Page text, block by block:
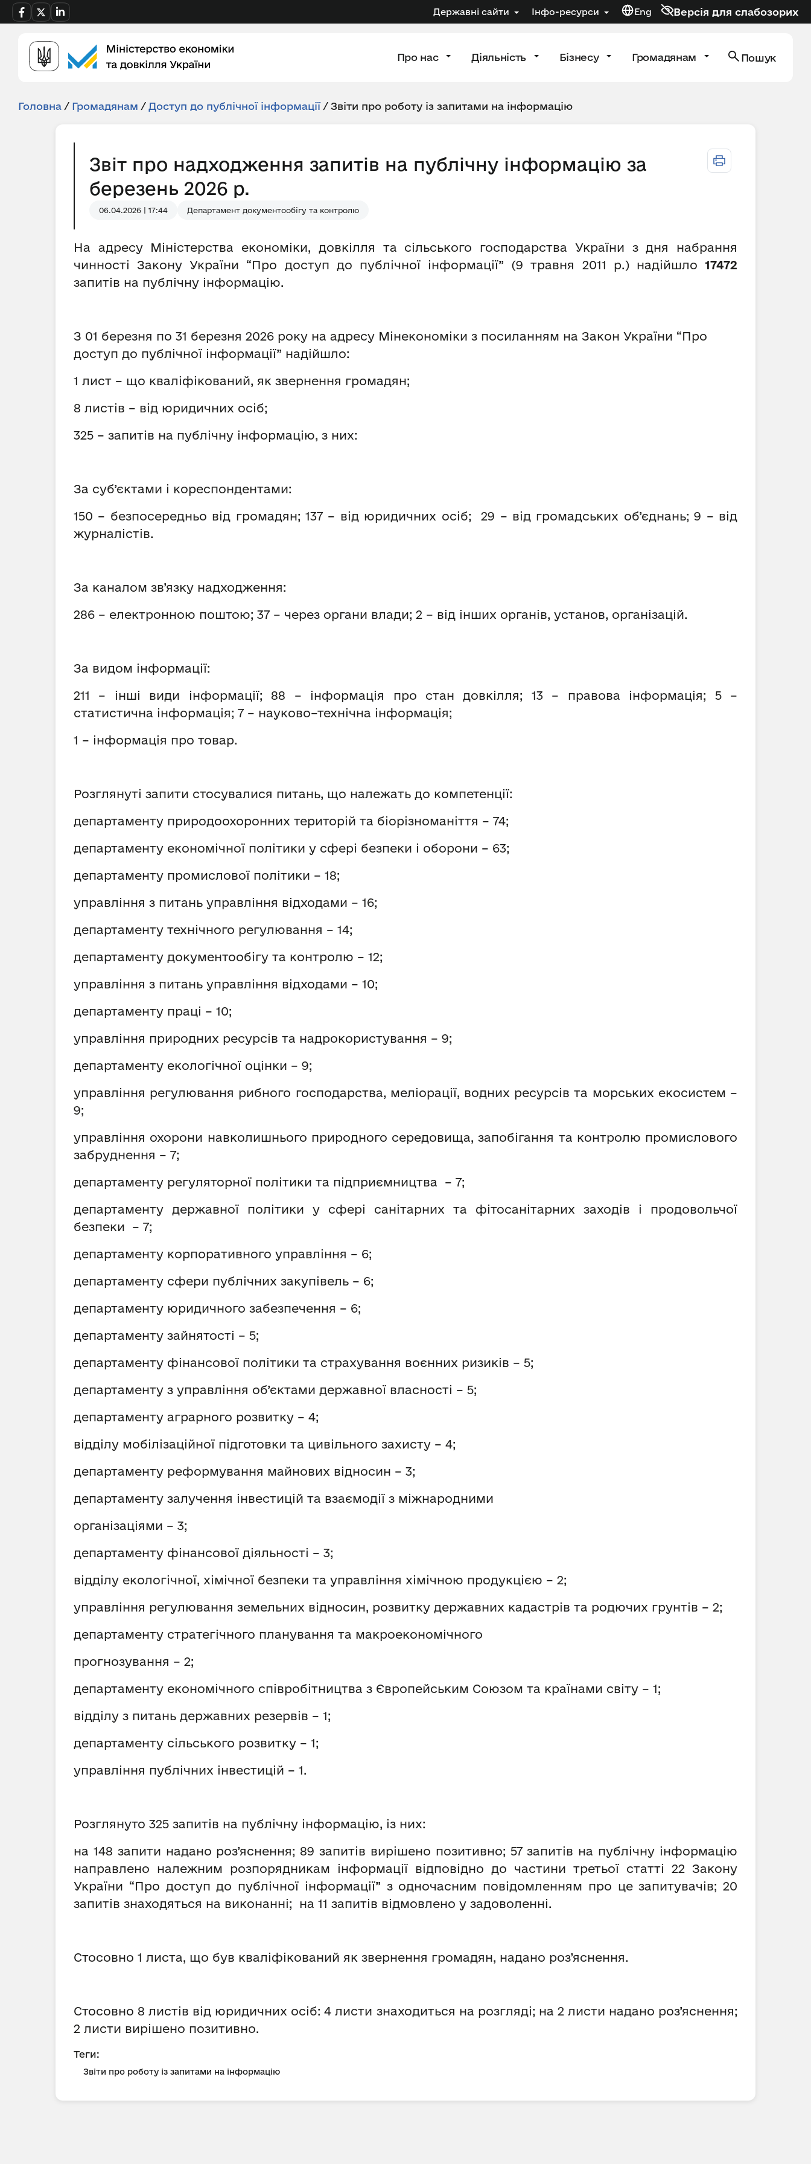
Державні сайти Інфо-ресурси Eng Версія для слабозорих
Про нас Діяльність Бізнесу Громадянам Пошук
Головна / Громадянам / Доступ до публічної інформації / Звіти про роботу із запитами на інформацію
Звіт про надходження запитів на публічну інформацію за
березень 2026 р.
06.04.2026 | 17:44 Департамент документообігу та контролю
На адресу Міністерства економіки, довкілля та сільського господарства України з дня набрання
чинності Закону України “Про доступ до публічної інформації” (9 травня 2011 р.) надійшло 17472
запитів на публічну інформацію.
З 01 березня по 31 березня 2026 року на адресу Мінекономіки з посиланням на Закон України “Про
доступ до публічної інформації” надійшло:
1 лист – що кваліфікований, як звернення громадян;
8 листів – від юридичних осіб;
325 – запитів на публічну інформацію, з них:
За суб’єктами і кореспондентами:
150 – безпосередньо від громадян; 137 – від юридичних осіб; 29 – від громадських об’єднань; 9 – від
журналістів.
За каналом зв’язку надходження:
286 – електронною поштою; 37 – через органи влади; 2 – від інших органів, установ, організацій.
За видом інформації:
211 – інші види інформації; 88 – інформація про стан довкілля; 13 – правова інформація; 5 –
статистична інформація; 7 – науково–технічна інформація;
1 – інформація про товар.
Розглянуті запити стосувалися питань, що належать до компетенції:
департаменту природоохоронних територій та біорізноманіття – 74;
департаменту економічної політики у сфері безпеки і оборони – 63;
департаменту промислової політики – 18;
управління з питань управління відходами – 16;
департаменту технічного регулювання – 14;
департаменту документообігу та контролю – 12;
управління з питань управління відходами – 10;
департаменту праці – 10;
управління природних ресурсів та надрокористування – 9;
департаменту екологічної оцінки – 9;
управління регулювання рибного господарства, меліорації, водних ресурсів та морських екосистем –
9;
управління охорони навколишнього природного середовища, запобігання та контролю промислового
забруднення – 7;
департаменту регуляторної політики та підприємництва – 7;
департаменту державної політики у сфері санітарних та фітосанітарних заходів і продовольчої
безпеки – 7;
департаменту корпоративного управління – 6;
департаменту сфери публічних закупівель – 6;
департаменту юридичного забезпечення – 6;
департаменту зайнятості – 5;
департаменту фінансової політики та страхування воєнних ризиків – 5;
департаменту з управління об’єктами державної власності – 5;
департаменту аграрного розвитку – 4;
відділу мобілізаційної підготовки та цивільного захисту – 4;
департаменту реформування майнових відносин – 3;
департаменту залучення інвестицій та взаємодії з міжнародними
організаціями – 3;
департаменту фінансової діяльності – 3;
відділу екологічної, хімічної безпеки та управління хімічною продукцією – 2;
управління регулювання земельних відносин, розвитку державних кадастрів та родючих грунтів – 2;
департаменту стратегічного планування та макроекономічного
прогнозування – 2;
департаменту економічного співробітництва з Європейським Союзом та країнами світу – 1;
відділу з питань державних резервів – 1;
департаменту сільського розвитку – 1;
управління публічних інвестицій – 1.
Розглянуто 325 запитів на публічну інформацію, із них:
на 148 запити надано роз’яснення; 89 запитів вирішено позитивно; 57 запитів на публічну інформацію
направлено належним розпорядникам інформації відповідно до частини третьої статті 22 Закону
України “Про доступ до публічної інформації” з одночасним повідомленням про це запитувачів; 20
запитів знаходяться на виконанні; на 11 запитів відмовлено у задоволенні.
Стосовно 1 листа, що був кваліфікований як звернення громадян, надано роз’яснення.
Стосовно 8 листів від юридичних осіб: 4 листи знаходиться на розгляді; на 2 листи надано роз’яснення;
2 листи вирішено позитивно.
Теги:
Звіти про роботу із запитами на інформацію